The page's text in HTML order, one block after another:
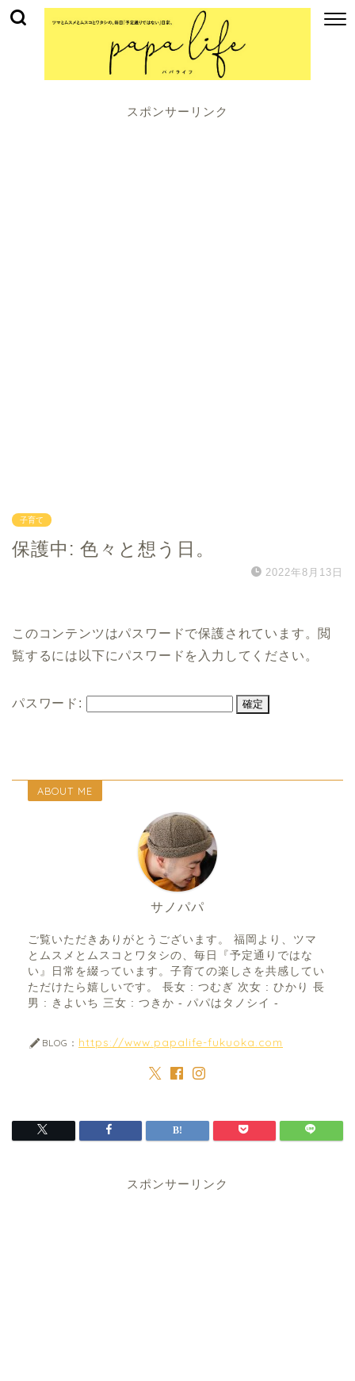
スポンサーリンク
子育て
保護中: 色々と想う日。
2022年8月13日
このコンテンツはパスワードで保護されています。閲
覧するには以下にパスワードを入力してください。
パスワード:
ABOUT ME
サノパパ
ご覧いただきありがとうございます。 福岡より、ツマ
とムスメとムスコとワタシの、毎日『予定通りではな
い』日常を綴っています。子育ての楽しさを共感してい
ただけたら嬉しいです。 長女 : つむぎ 次女 : ひかり 長
男 : きよいち 三女 : つきか - パパはタノシイ -
BLOG： https://www.papalife-fukuoka.com
スポンサーリンク